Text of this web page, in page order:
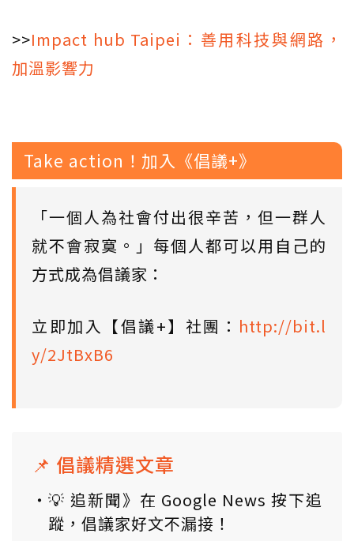
>>Impact hub Taipei：善用科技與網路，
加溫影響力
Take action！加入《倡議+》
「一個人為社會付出很辛苦，但一群人
就不會寂寞。」每個人都可以用自己的
方式成為倡議家：
立即加入【倡議+】社團： http://bit.l
y/2JtBxB6
📌 倡議精選文章
💡 追新聞》在 Google News 按下追
蹤，倡議家好文不漏接！